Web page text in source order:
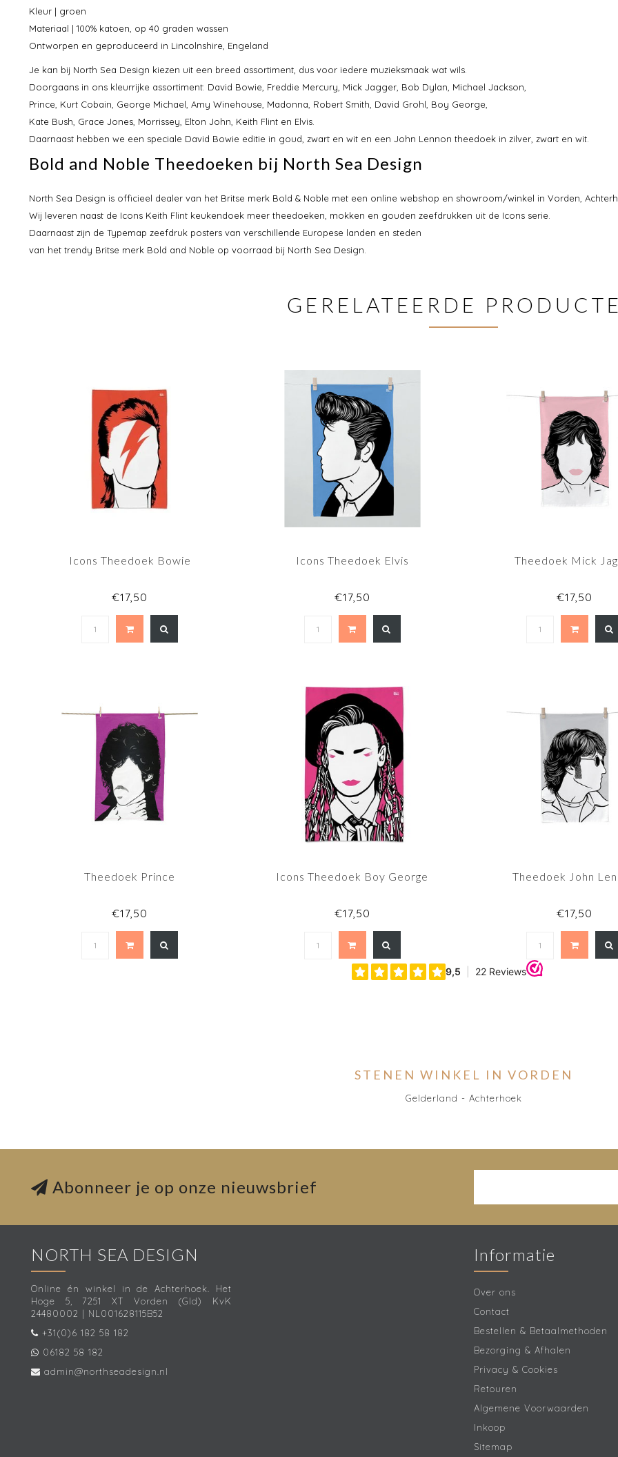
Kleur | groen
Materiaal | 100% katoen, op 40 graden wassen
Ontworpen en geproduceerd in Lincolnshire, Engeland
Je kan bij North Sea Design kiezen uit een breed assortiment, dus voor iedere muzieksmaak wat wils.
Doorgaans in ons kleurrijke assortiment: David Bowie, Freddie Mercury, Mick Jagger, Bob Dylan, Michael Jackson,
Prince, Kurt Cobain, George Michael, Amy Winehouse, Madonna, Robert Smith, David Grohl, Boy George,
Kate Bush, Grace Jones, Morrissey, Elton John, Keith Flint en Elvis.
Daarnaast hebben we een speciale David Bowie editie in goud, zwart en wit en een John Lennon theedoek in zilver, zwart en wit.
Bold and Noble Theedoeken bij North Sea Design
North Sea Design is officieel dealer van het Britse merk Bold & Noble met een online webshop en showroom/winkel in Vorden,
Wij leveren naast de Icons Keith Flint keukendoek meer theedoeken, mokken en gouden zeefdrukken uit de Icons serie.
Daarnaast zijn de Typemap zeefdruk posters van verschillende Europese landen en steden
van het trendy Britse merk Bold and Noble op voorraad bij North Sea Design.
GERELATEERDE
Icons Theedoek Bowie
€17,50
Icons Theedoek Elvis
€17,50
Theedoek Mick
€17,50
Theedoek Prince
€17,50
Icons Theedoek Boy George
€17,50
Theedoek John
€17,50
STENEN WINKEL IN VORDEN
Gelderland - Achterhoek
Abonneer je op onze nieuwsbrief
NORTH SEA DESIGN
Online én winkel in de Achterhoek. Het
Hoge 5, 7251 XT Vorden (Gld) KvK
24480002 | NL001628115B52
+31(0)6 182 58 182
06182 58 182
admin@northseadesign.nl
Informatie
Over ons
Contact
Bestellen & Betaalmethoden
Bezorging & Afhalen
Privacy & Cookies
Retouren
Algemene Voorwaarden
Inkoop
Sitemap